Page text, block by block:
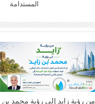
المستدامة
من رؤية زايد إلى رؤية محمد بن